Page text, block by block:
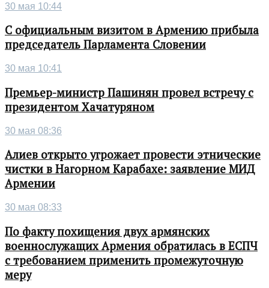
30 мая 10:44
С официальным визитом в Армению прибыла
председатель Парламента Словении
30 мая 10:41
Премьер-министр Пашинян провел встречу с
президентом Хачатуряном
30 мая 08:36
Алиев открыто угрожает провести этнические
чистки в Нагорном Карабахе: заявление МИД
Армении
30 мая 08:33
По факту похищения двух армянских
военнослужащих Армения обратилась в ЕСПЧ
с требованием применить промежуточную
меру